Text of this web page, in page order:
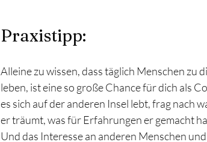
Praxistipp:
Alleine zu wissen, dass täglich Menschen zu
leben, ist eine so große Chance für dich als
es sich auf der anderen Insel lebt, frag nach
er träumt, was für Erfahrungen er gemacht
Und das Interesse an anderen Menschen